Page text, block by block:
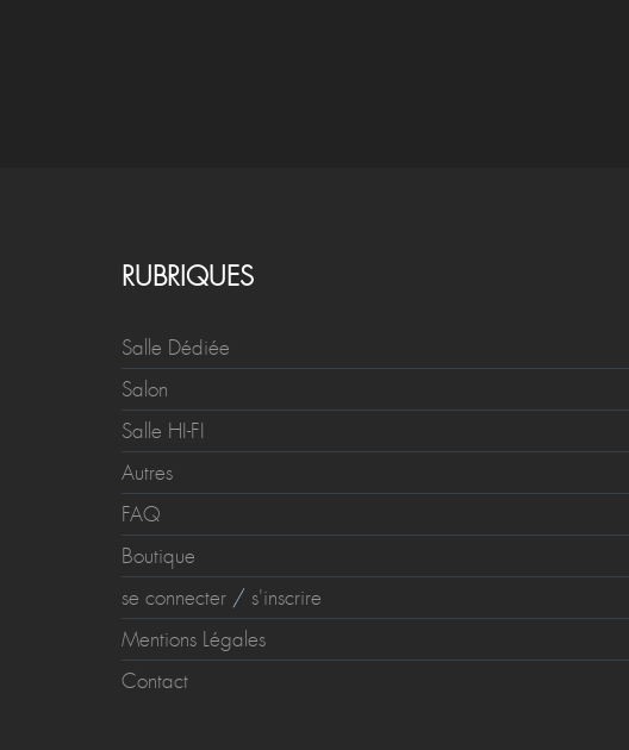
RUBRIQUES
Salle Dédiée
Salon
Salle HI-FI
Autres
FAQ
Boutique
se connecter / s'inscrire
Mentions Légales
Contact